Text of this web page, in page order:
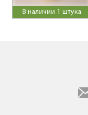
В наличии 1 штука